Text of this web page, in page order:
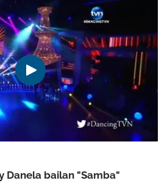
Danela bailan "Samba"